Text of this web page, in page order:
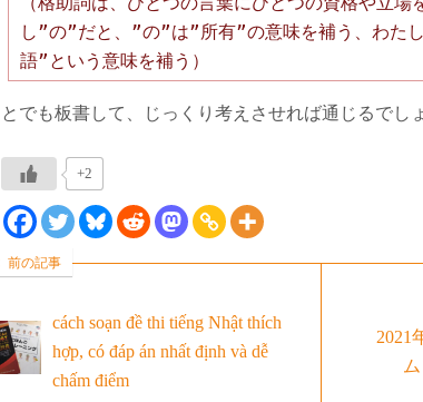
し”の”だと、”の”は”所有”の意味を補う、わた
語”という意味を補う）
とでも板書して、じっくり考えさせれば通じるでし
+2
前の記事
cách soạn đề thi tiếng Nhật thích
hợp, có đáp án nhất định và dễ
chấm điểm
2021